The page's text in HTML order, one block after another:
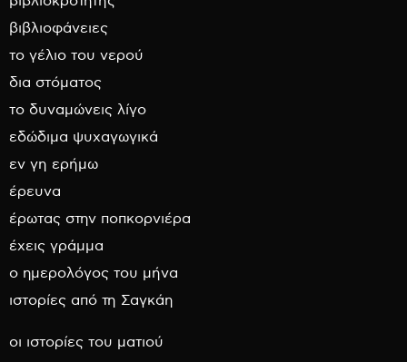
βιβλιοφάνειες
το γέλιο του νερού
δια στόματος
το δυναμώνεις λίγο
εδώδιμα ψυχαγωγικά
εν γη ερήμω
έρευνα
έρωτας στην ποπκορνιέρα
έχεις γράμμα
ο ημερολόγος του μήνα
ιστορίες από τη Σαγκάη
οι ιστορίες του ματιού